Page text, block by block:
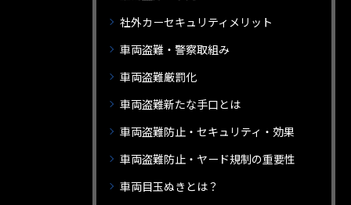
社外カーセキュリティメリット
車両盗難・警察取組み
車両盗難厳罰化
車両盗難新たな手口とは
車両盗難防止・セキュリティ・効果
車両盗難防止・ヤード規制の重要性
車両目玉ぬきとは？